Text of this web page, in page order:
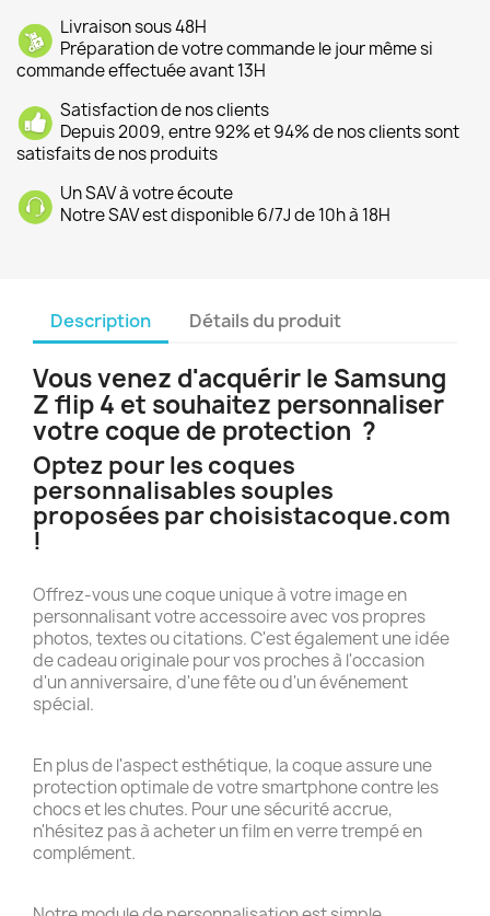
Livraison sous 48H
Préparation de votre commande le jour même si
commande effectuée avant 13H
Satisfaction de nos clients
Depuis 2009, entre 92% et 94% de nos clients sont
satisfaits de nos produits
Un SAV à votre écoute
Notre SAV est disponible 6/7J de 10h à 18H
Description Détails du produit
Vous venez d'acquérir le Samsung
Z flip 4 et souhaitez personnaliser
votre coque de protection ?
Optez pour les coques
personnalisables souples
proposées par choisistacoque.com
!
Offrez-vous une coque unique à votre image en
personnalisant votre accessoire avec vos propres
photos, textes ou citations. C'est également une idée
de cadeau originale pour vos proches à l'occasion
d'un anniversaire, d'une fête ou d'un événement
spécial.
En plus de l'aspect esthétique, la coque assure une
protection optimale de votre smartphone contre les
chocs et les chutes. Pour une sécurité accrue,
n'hésitez pas à acheter un film en verre trempé en
complément.